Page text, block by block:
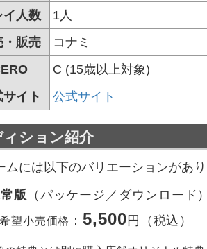
イ人数
1人
・販売
コナミ
C (15歳以上対象)
イト
公式サイト
ィション紹介
ムには以下のバリエーションがあり
版 （パッケージ／ダウンロード）
望小売価格 ：5,500 円（税込）